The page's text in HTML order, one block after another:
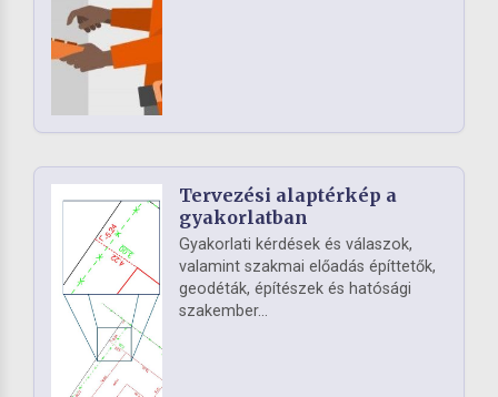
Tervezési alaptérkép a
gyakorlatban
Gyakorlati kérdések és válaszok,
valamint szakmai előadás építtetők,
geodéták, építészek és hatósági
szakember...